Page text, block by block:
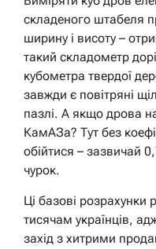
складеного штабеля
ширину і висоту –
такий складометр
кубометра твердої
завжди є повітряні
пазлі. А якщо дрова
КамАЗа? Тут без
обійтися – зазвичай
чурок.
Ці базові
тисячам українців,
захід з хитрими